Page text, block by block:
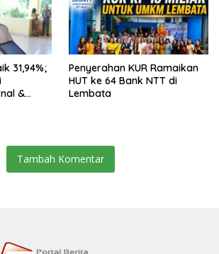
31,94%;
&
Penyerahan KUR Ramaikan
HUT ke 64 Bank NTT di
Lembata
Tambah Komentar